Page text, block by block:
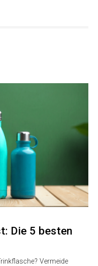
Die 5 besten
Vermeide